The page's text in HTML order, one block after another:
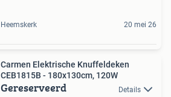
Heemskerk 20 mei 26
Carmen Elektrische Knuffeldeken
CEB1815B - 180x130cm, 120W
Gereserveerd Details